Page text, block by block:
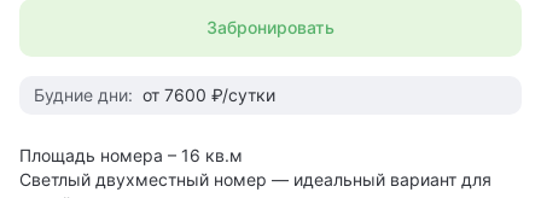
Забронировать
Будние дни: от 7600 ₽/сутки
Площадь номера – 16 кв.м
Светлый двухместный номер — идеальный вариант для